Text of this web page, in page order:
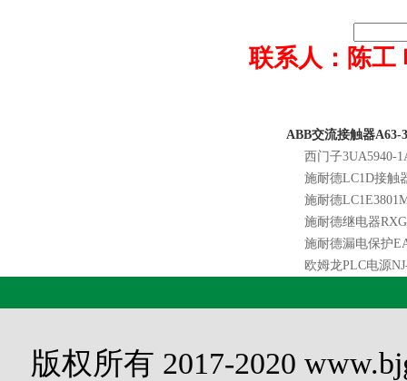
联系人：陈工
ABB交流接触器A63-
西门子3UA5940-
施耐德LC1D接触
施耐德
施耐德继电器
施耐德漏电保护
欧姆龙PLC电源
版权所有 2017-2020